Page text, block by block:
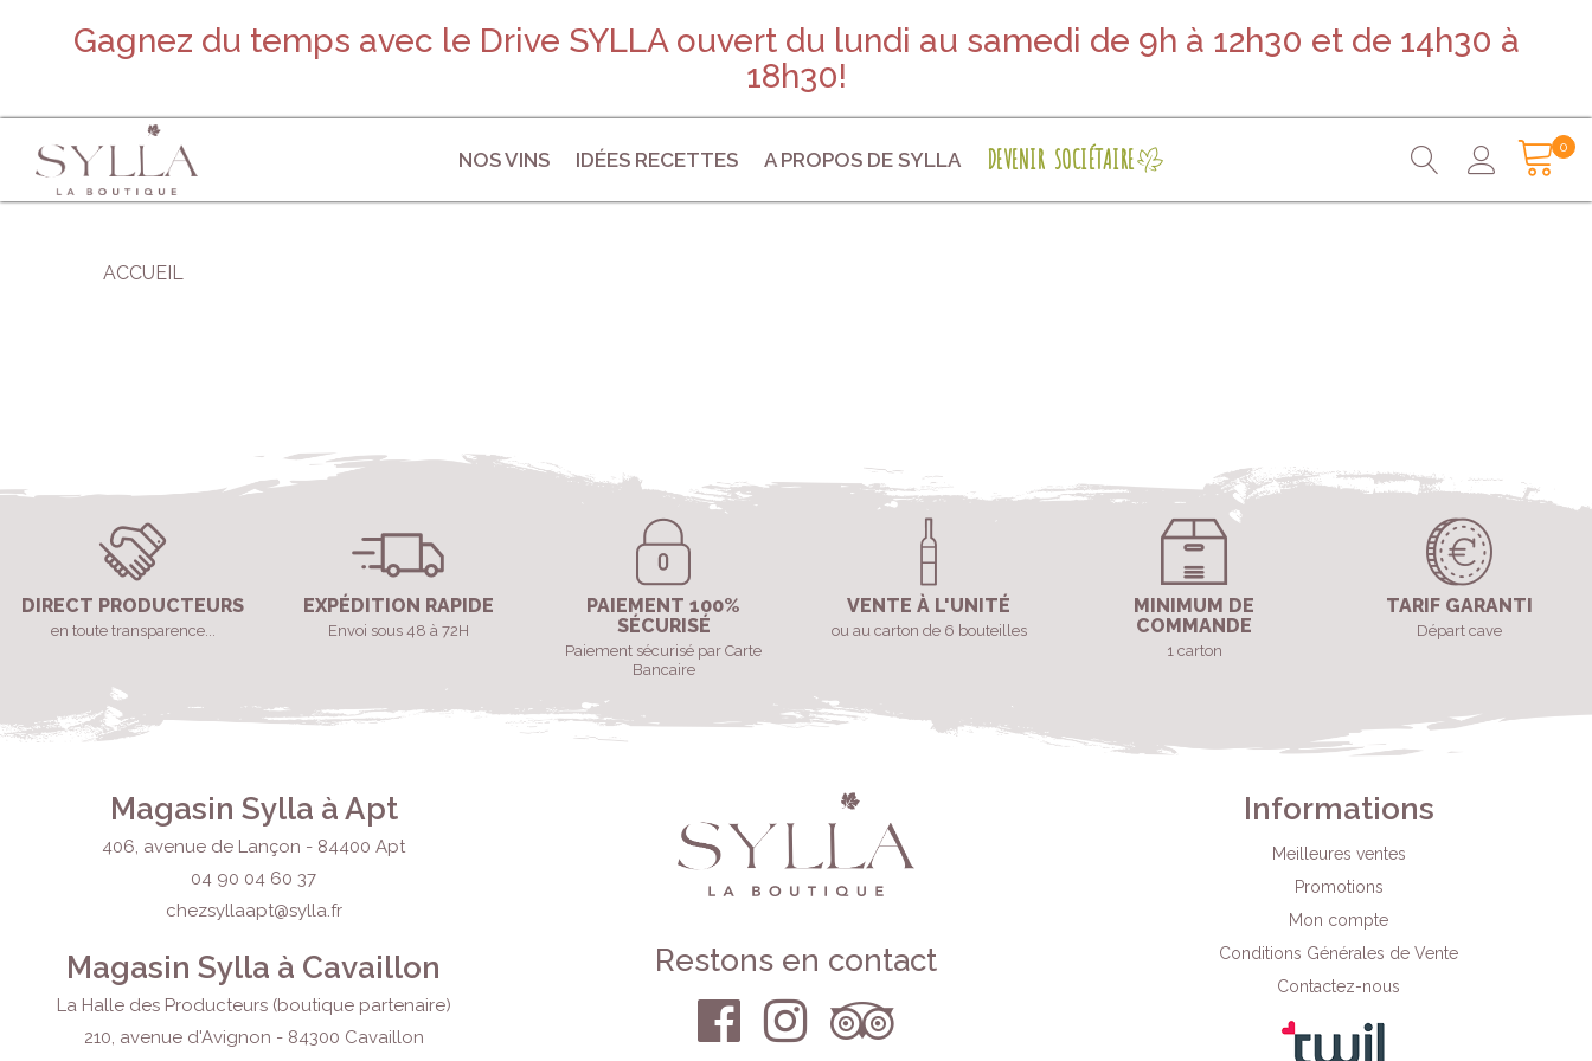
Gagnez du temps avec le Drive SYLLA ouvert du lundi au samedi de 9h à 12h30 et de 14h30 à
18h30!
NOS VINS IDÉES RECETTES A PROPOS DE SYLLA DEVENIR SOCIÉTAIRE 0
ACCUEIL
DIRECT PRODUCTEURS
en toute transparence...
EXPÉDITION RAPIDE
Envoi sous 48 à 72H
PAIEMENT 100%
SÉCURISÉ
Paiement sécurisé par Carte
Bancaire
VENTE À L'UNITÉ
ou au carton de 6 bouteilles
MINIMUM DE
COMMANDE
1 carton
TARIF GARANTI
Départ cave
Magasin Sylla à Apt
406, avenue de Lançon - 84400 Apt
04 90 04 60 37
chezsyllaapt@sylla.fr
Magasin Sylla à Cavaillon
La Halle des Producteurs (boutique partenaire)
210, avenue d'Avignon - 84300 Cavaillon
Restons en contact
Informations
Meilleures ventes
Promotions
Mon compte
Conditions Générales de Vente
Contactez-nous